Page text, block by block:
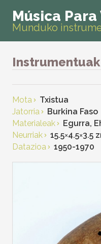
Música Para
Munduko
Instrumentuak
Mota
Txistua
Jatorria
Burkina Faso
Materialeak
Egurra,
Neurriak
15.5×4.5×3.5
Datazioa
1950-1970